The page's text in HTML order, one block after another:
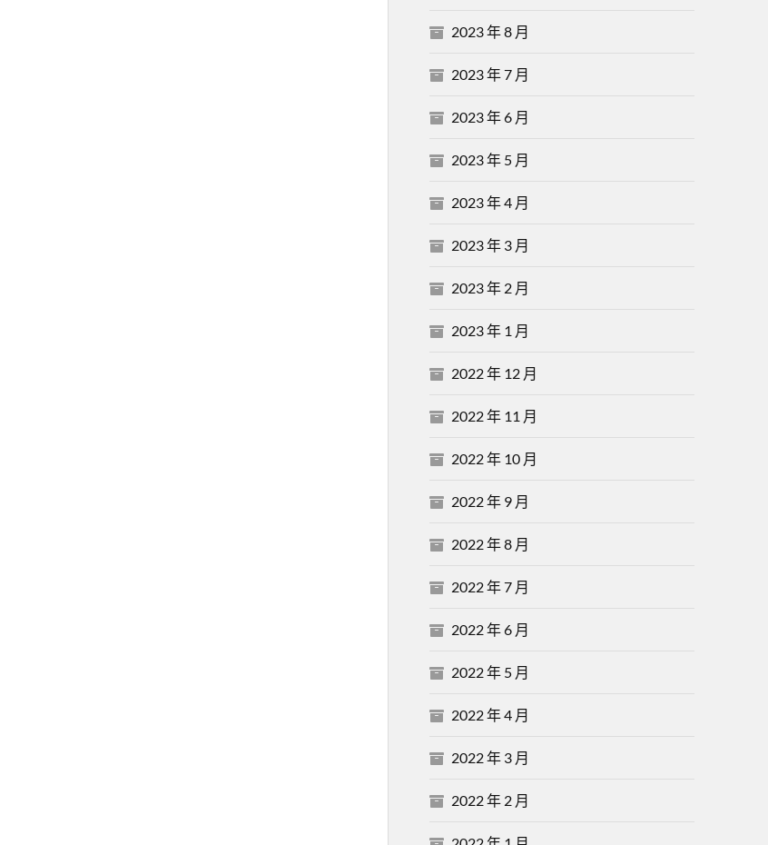
2023 年 8 月
2023 年 7 月
2023 年 6 月
2023 年 5 月
2023 年 4 月
2023 年 3 月
2023 年 2 月
2023 年 1 月
2022 年 12 月
2022 年 11 月
2022 年 10 月
2022 年 9 月
2022 年 8 月
2022 年 7 月
2022 年 6 月
2022 年 5 月
2022 年 4 月
2022 年 3 月
2022 年 2 月